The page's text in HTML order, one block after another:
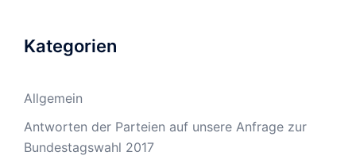
Kategorien
Allgemein
Antworten der Parteien auf unsere Anfrage zur
Bundestagswahl 2017